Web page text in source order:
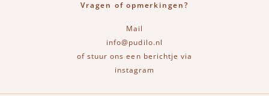
Vragen of opmerkingen?
Mail
info@pudilo.nl
of stuur ons een berichtje via
instagram